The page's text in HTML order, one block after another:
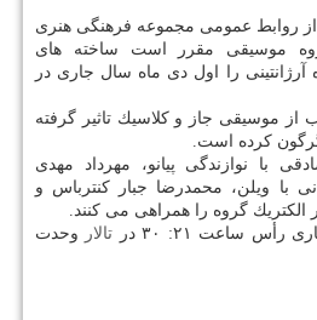
از روابط عمومی مجموعه فرهنگی هنری
موسیقی مقرر است ساخته های
آرژانتینی را اول دی ماه سال جاری در
از موسیقی جاز و كلاسیك تاثیر گرفته
كرده است.
با نوازندگی پیانو، مهرداد مهدی
با ویلن، محمدرضا جبار كنترباس و
الكتریك گروه را همراهی می كنند.
ساعت ۲۱: ۳۰ در تالار
وحدت